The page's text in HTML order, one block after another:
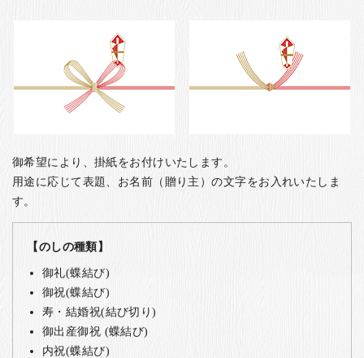
御希望により、掛紙をお付けいたします。
用途に応じて表題、お名前（贈り主）の文字をお入れいたしま
す。
【のしの種類】
御礼(蝶結び)
御祝(蝶結び)
寿・結婚祝(結び切り)
御出産御祝 (蝶結び)
内祝(蝶結び)